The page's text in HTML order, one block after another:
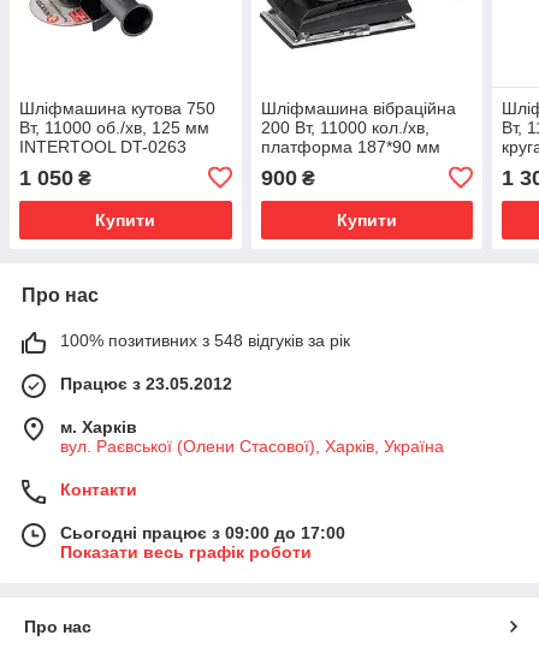
Шліфмашина кутова 750
Вт, 11000 об./хв, 125 мм
INTERTOOL DT-0263
1 050 ₴
Купити
Шліфмашина вібраційна
200 Вт, 11000 кол./хв,
платформа 187*90 мм
900₴
Купити
Вт,
1
Про нас
100% позитивних з 548 відгуків за рік
Працює з 23.05.2012
м. Харків
вул. Раєвської (Олени Стасової), Харків, Україна
Контакти
Сьогодні працює з 09:00 до 17:00
Показати весь графік роботи
Про нас